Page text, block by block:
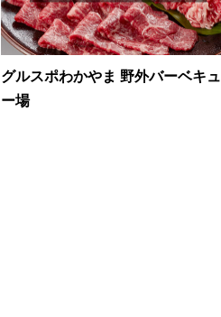
グルスポわかやま 野外バーベキュ
ー場